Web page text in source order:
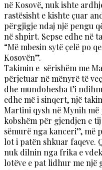
në Kosovë, nuk ishte
rastësisht e kishte çuar
përgjigje ndaj një pengu
në shpirt. Sepse edhe në
“Më mbesin sytë çelë po
Kosovën”.
Takimin e sërishëm me
përjetuar në mënyrë të
dhe mundohesha t’i
edhe më i sinqert, një
Martini qysh në Mynih
kobshëm për gjendjen e
sëmurë nga kanceri”, më
lot i patën shkuar faqeve.
nuk dilnin nga frika e
lotëve e pat lidhur me një